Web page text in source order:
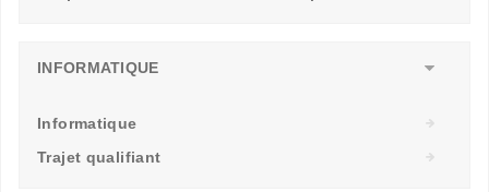
INFORMATIQUE
Informatique
Trajet qualifiant